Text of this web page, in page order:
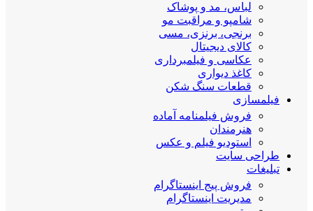
لباس، مد و پوشاک
شامپو و مراقبت مو
برنجی، برنزی، مسی
کالای دیجیتال
عکاسی و فیلمبرداری
کاغذ دیواری
قطعات سنگ شکن
فیلمسازی
فروش فیلمنامه آماده
هنرمندان
استودیو فیلم و عکس
طراحی سایت
تبلیغات
فروش پیج اینستاگرام
مدیریت اینستاگرام